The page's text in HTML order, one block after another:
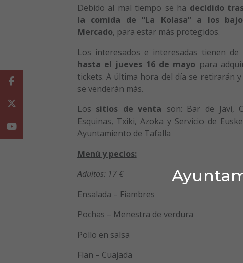
Debido al mal tiempo se ha decidido
la comida de “La Kolasa” a los
Mercado, para estar más protegidos.
Los interesados e interesadas tienen de
hasta el jueves 16 de mayo para
tickets. A última hora del día se retirarán
se venderán más.
Los sitios de venta son: Bar de Javi,
Esquinas, Txiki, Azoka y Servicio de
Ayuntamiento de Tafalla
Menú y pecios:
Adultos: 17 €
Ensalada – Fiambres
Pochas – Menestra de verdura
Pollo en salsa
Flan – Cuajada
Facebook
Youtube